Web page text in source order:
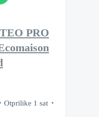
PRO
Otprilike 1 sat